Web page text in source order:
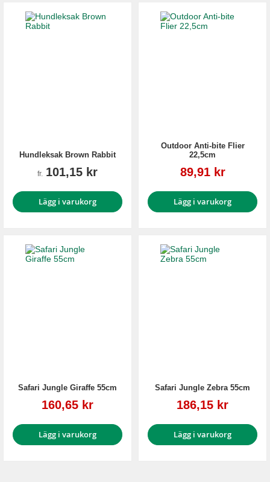
Hundleksak Brown Rabbit
fr. 101,15 kr
Lägg i varukorg
Outdoor Anti-bite Flier
22,5cm
Reapris
89,91 kr
Lägg i varukorg
Safari Jungle Giraffe 55cm
Reapris
160,65 kr
Lägg i varukorg
Safari Jungle Zebra 55cm
Reapris
186,15 kr
Lägg i varukorg